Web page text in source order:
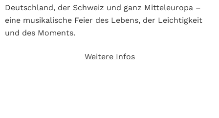
Deutschland, der Schweiz und ganz Mitteleuropa –
eine musikalische Feier des Lebens, der Leichtigkeit
und des Moments.
Weitere Infos